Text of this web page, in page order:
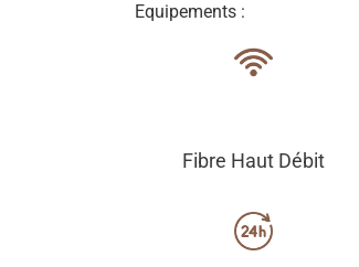
Equipements :
Fibre Haut Débit